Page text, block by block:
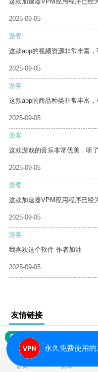
2025-09-05
游客
这款app的视频资源非常丰富，
2025-09-05
游客
这款app的商品种类非常丰富，
2025-09-05
游客
这款游戏的音乐非常优美，听
2025-09-05
游客
这款加速器VPM应用程序已经
2025-09-05
游客
我喜欢这个软件 作者加油
2025-09-05
友情链接
网站地图
首页 安卓
永久免费使用